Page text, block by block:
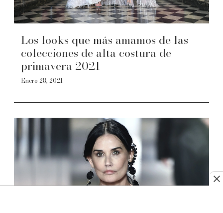
Los looks que más amamos de las
colecciones de alta costura de
primavera 2021
Enero 28, 2021